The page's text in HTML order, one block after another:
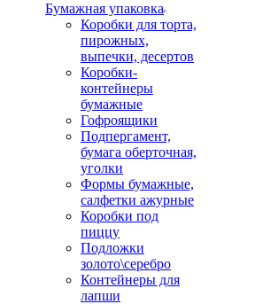
Бумажная упаковка
Коробки для торта,
пирожных,
выпечки, десертов
Коробки-
контейнеры
бумажные
Гофроящики
Подпергамент,
бумага оберточная,
уголки
Формы бумажные,
салфетки ажурные
Коробки под
пиццу
Подложки
золото\серебро
Контейнеры для
лапши